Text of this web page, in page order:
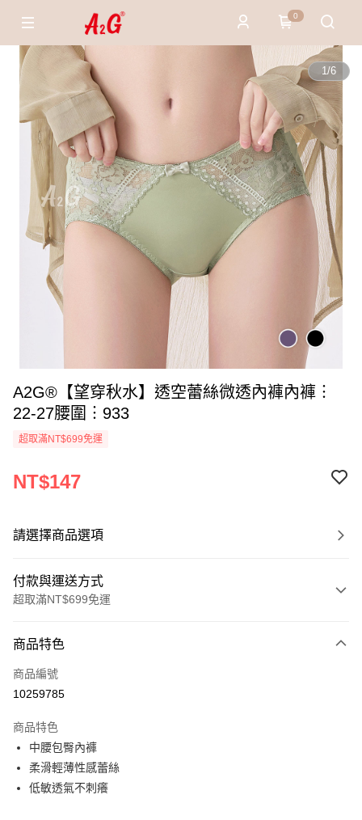
0
1/6
A2G®【望穿秋水】透空蕾絲微透內褲內褲︙
22-27腰圍︙933
超取滿NT$699免運
NT$147
請選擇商品選項
付款與運送方式
超取滿NT$699免運
信用卡一次付款
超商取貨付款
街口支付
悠遊付
商品特色
商品編號
10259785
商品特色
中腰包臀內褲
柔滑輕薄性感蕾絲
低敏透氣不刺癢